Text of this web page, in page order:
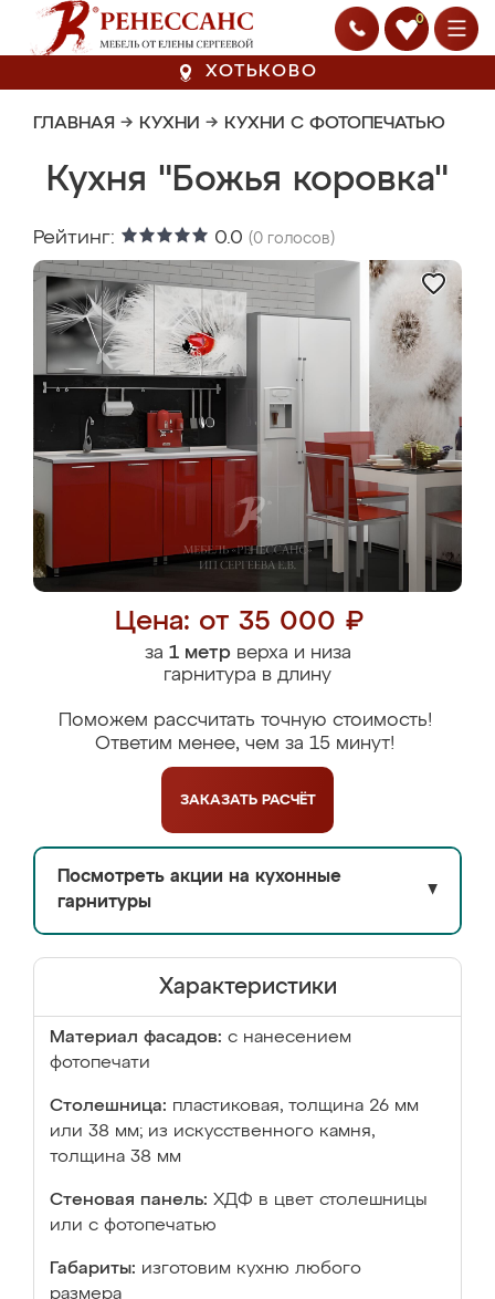
0
ХОТЬКОВО
ГЛАВНАЯ → КУХНИ → КУХНИ С ФОТОПЕЧАТЬЮ
Кухня "Божья коровка"
Рейтинг: 0.0 (0 голосов)
Цена: от 35 000 ₽
за 1 метрверха и низа
гарнитура в длину
Поможем рассчитать точную стоимость!
Ответим менее, чем за 15 минут!
ЗАКАЗАТЬ РАСЧЁТ
Посмотреть акции на кухонные
гарнитуры
▼
Характеристики
Материал фасадов: с нанесением
фотопечати
Столешница: пластиковая, толщина 26 мм
или 38 мм; из искусственного камня,
толщина 38 мм
Стеновая панель: ХДФ в цвет столешницы
или с фотопечатью
Габариты: изготовим кухню любого
размера